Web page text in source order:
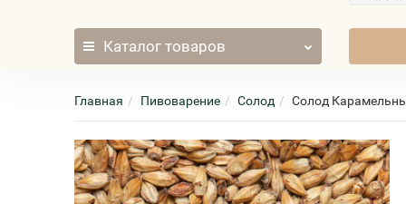
Каталог товаров
Главная Пивоварение Солод Солод